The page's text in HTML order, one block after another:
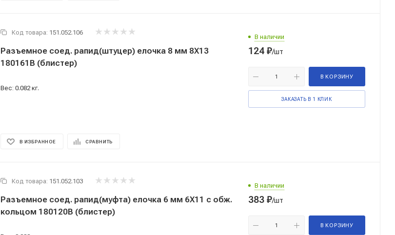
Код товара: 151.052.106
Разъемное соед. рапид(штуцер) елочка 8 мм 8Х13
180161В (блистер)
Вес: 0.082 кг.
В ИЗБРАННОЕ СРАВНИТЬ
В наличии
124 ₽/шт
В КОРЗИНУ
ЗАКАЗАТЬ В 1 КЛИК
Код товара: 151.052.103
Разъемное соед. рапид(муфта) елочка 6 мм 6Х11 с обж.
кольцом 180120В (блистер)
В наличии
383 ₽/шт
В КОРЗИНУ